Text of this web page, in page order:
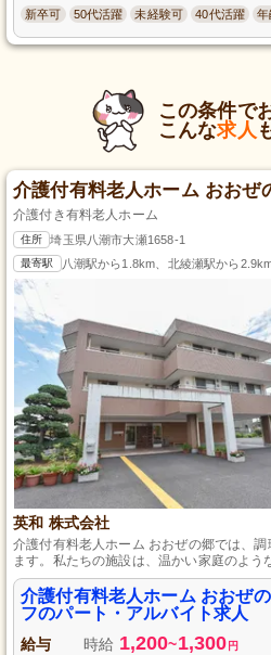
新卒可 50代活躍 未経験可 40代活躍 年
この条件で
こんな求人
介護付有料老人ホーム おおぜ
介護付き有料老人ホーム
住所 埼玉県八潮市大瀬1658-1
最寄駅 八潮駅から1.8km、北綾瀬駅から
英和 株式会社
介護付有料老人ホーム おおぜの郷では、
ます。私たちの施設は、温かい家庭のよ
味しい食事を提供することを大切にして
て、一緒に働いてみませんか？経験や資
や、人を喜ばせることに情熱を持つ方の応
なたの腕を私たちの施設で活かしてくださ
介護付有料老人ホーム おおぜ
フのパート・アルバイト求人
給与 時給 1,200~1,300 円